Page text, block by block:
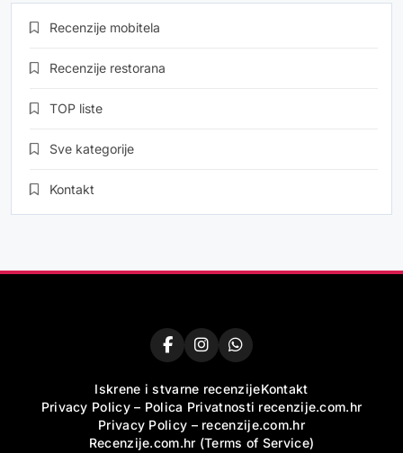
Recenzije mobitela
Recenzije restorana
TOP liste
Sve kategorije
Kontakt
Iskrene i stvarne recenzijeKontakt
Privacy Policy – Polica Privatnosti recenzije.com.hr
Privacy Policy – recenzije.com.hr
Recenzije.com.hr (Terms of Service)